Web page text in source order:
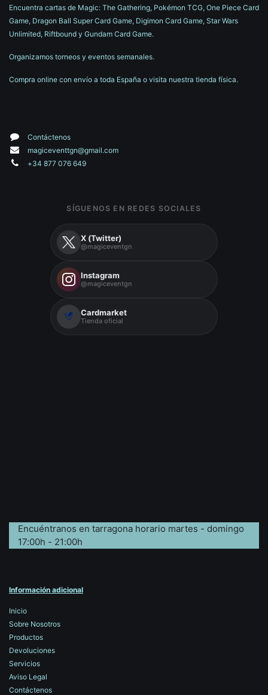
Encuentra cartas de Magic: The Gathering, Pokémon TCG, One Piece Card
Game, Dragon Ball Super Card Game, Digimon Card Game, Star Wars
Unlimited, Riftbound y Gundam Card Game.
Organizamos torneos y eventos semanales.
Compra online con envío a toda España o visita nuestra tienda física.
Contáctenos
magiceventtgn@gmail.com
+34 877 076 649
SÍGUENOS EN REDES SOCIALES
X (Twitter)
@magiceventgn
Instagram
@magiceventgn
Cardmarket
Tienda oficial
Encuéntranos en tarragona horario martes - domingo
17:00h - 21:00h
Información adicional
Inicio
Sobre Nosotros
Productos
Devoluciones
Servicios
Aviso Legal
Contáctenos